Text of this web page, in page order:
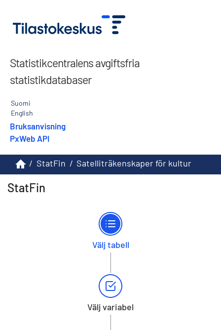
Statistikcentralens avgiftsfria
statistikdatabaser
Suomi
English
Bruksanvisning
PxWeb API
/ StatFin / Satelliträkenskaper för kultur
StatFin
Välj tabell
Välj variabel